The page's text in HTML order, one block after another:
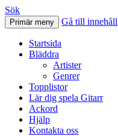
Svenskatabs.se
Sök
Primär meny Gå till innehåll
Startsida
Bläddra
Artister
Genrer
Topplistor
Lär dig spela Gitarr
Ackord
Hjälp
Kontakta oss